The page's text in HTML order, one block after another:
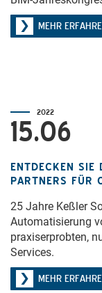
MEHR
2022
15.06
ENTDECKEN SIE
PARTNERS FÜR
25 Jahre Keßler
Automatisierung
praxiserprobten,
Services.
MEHR